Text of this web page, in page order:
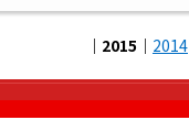
｜ 2015 ｜ 2014